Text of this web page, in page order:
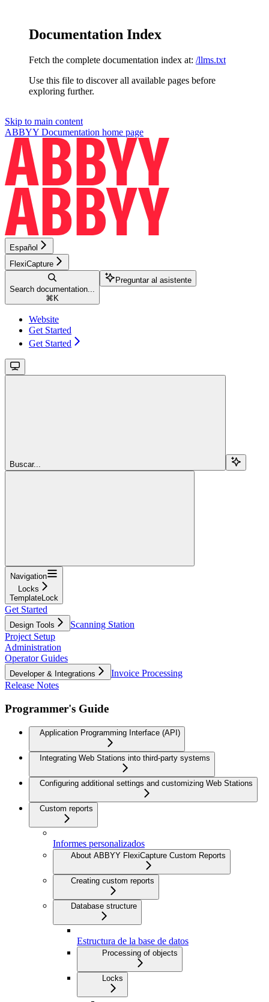
Documentation Index
Fetch the complete documentation index at: /llms.txt
Use this file to discover all available pages before
exploring further.
Skip to main content
ABBYY Documentation home page
Español
FlexiCapture
Search documentation...
⌘ K
Preguntar al asistente
Website
Get Started
Get Started
Buscar...
Navigation
Locks
TemplateLock
Get Started
Design Tools
Scanning Station
Project Setup
Administration
Operator Guides
Developer & Integrations
Invoice Processing
Release Notes
Programmer's Guide
Application Programming Interface (API)
Integrating Web Stations into third-party systems
Configuring additional settings and customizing Web Stations
Custom reports
Informes personalizados
About ABBYY FlexiCapture Custom Reports
Creating custom reports
Database structure
Estructura de la base de datos
Processing of objects
Locks